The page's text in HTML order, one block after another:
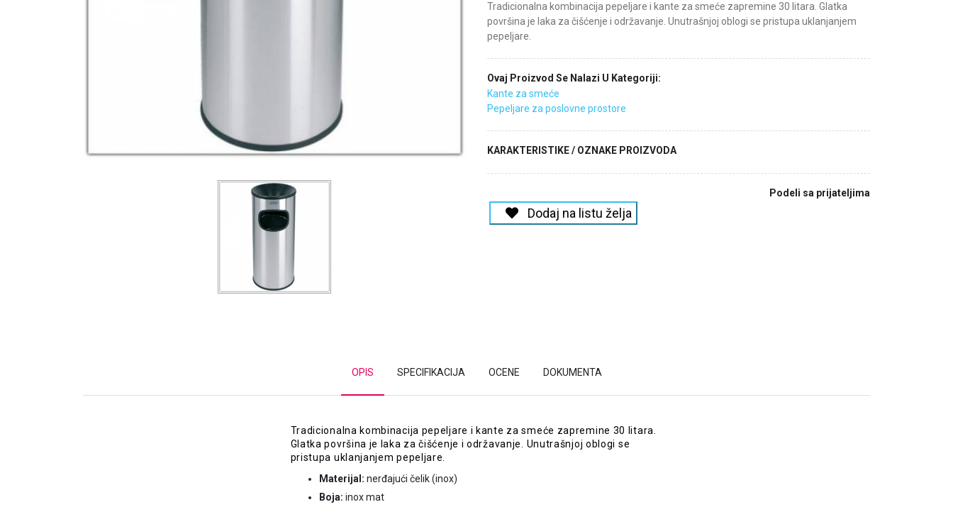
Tradicionalna kombinacija pepeljare i kante za smeće zapremine 30 litara. Glatka
površina je laka za čišćenje i održavanje. Unutrašnjoj oblogi se pristupa uklanjanjem
pepeljare.
Ovaj Proizvod Se Nalazi U Kategoriji:
Kante za smeće
Pepeljare za poslovne prostore
KARAKTERISTIKE / OZNAKE PROIZVODA
Podeli sa prijateljima
Dodaj na listu želja
OPIS SPECIFIKACIJA OCENE DOKUMENTA
Tradicionalna kombinacija pepeljare i kante za smeće zapremine 30 litara.
Glatka površina je laka za čišćenje i održavanje. Unutrašnjoj oblogi se
pristupa uklanjanjem pepeljare.
Materijal: nerđajući čelik (inox)
Boja: inox mat